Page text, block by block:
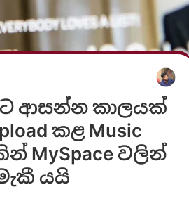
ආසන්න කාලයක්
කළ Music
MySpace වලින්
යයි